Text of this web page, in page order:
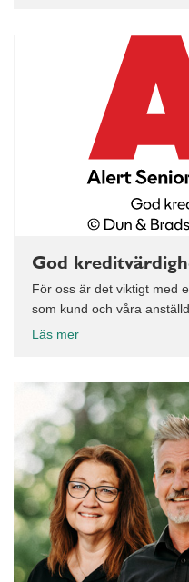
God
För oss är det viktigt med
som kund och våra
Läs mer